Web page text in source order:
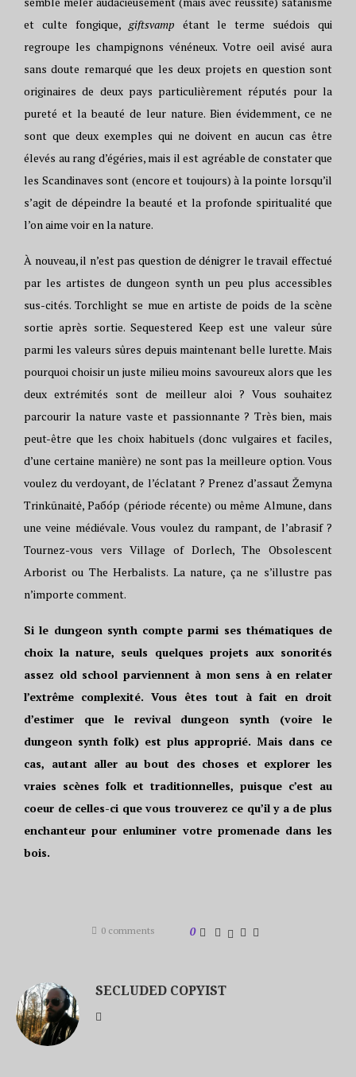
et culte fongique, giftsvamp étant le terme suédois qui
regroupe les champignons vénéneux. Votre oeil avisé aura
sans doute remarqué que les deux projets en question sont
originaires de deux pays particulièrement réputés pour la
pureté et la beauté de leur nature. Bien évidemment, ce ne
sont que deux exemples qui ne doivent en aucun cas être
élevés au rang d’égéries, mais il est agréable de constater que
les Scandinaves sont (encore et toujours) à la pointe lorsqu’il
s’agit de dépeindre la beauté et la profonde spiritualité que
l’on aime voir en la nature.
À nouveau, il n’est pas question de dénigrer le travail effectué
par les artistes de dungeon synth un peu plus accessibles
sus-cités. Torchlight se mue en artiste de poids de la scène
sortie après sortie. Sequestered Keep est une valeur sûre
parmi les valeurs sûres depuis maintenant belle lurette. Mais
pourquoi choisir un juste milieu moins savoureux alors que les
deux extrémités sont de meilleur aloi ? Vous souhaitez
parcourir la nature vaste et passionnante ? Très bien, mais
peut-être que les choix habituels (donc vulgaires et faciles,
d’une certaine manière) ne sont pas la meilleure option. Vous
voulez du verdoyant, de l’éclatant ? Prenez d’assaut Žemyna
Trinkūnaitė, Рабо́р (période récente) ou même Almune, dans
une veine médiévale. Vous voulez du rampant, de l’abrasif ?
Tournez-vous vers Village of Dorlech, The Obsolescent
Arborist ou The Herbalists. La nature, ça ne s’illustre pas
n’importe comment.
Si le dungeon synth compte parmi ses thématiques de
choix la nature, seuls quelques projets aux sonorités
assez old school parviennent à mon sens à en relater
l’extrême complexité. Vous êtes tout à fait en droit
d’estimer que le revival dungeon synth (voire le
dungeon synth folk) est plus approprié. Mais dans ce
cas, autant aller au bout des choses et explorer les
vraies scènes folk et traditionnelles, puisque c’est au
coeur de celles-ci que vous trouverez ce qu’il y a de plus
enchanteur pour enluminer votre promenade dans les
bois.
0 comments 0
SECLUDED COPYIST